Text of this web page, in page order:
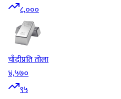
८,०००
चाँदीप्रति तोला
४,५७०
९५